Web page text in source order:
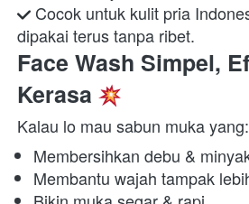
Cocok untuk kulit pria
dipakai terus tanpa ribet.
Face Wash Simpel,
Kerasa
Kalau lo mau sabun muka yang:
Membersihkan debu &
Membantu wajah tampak